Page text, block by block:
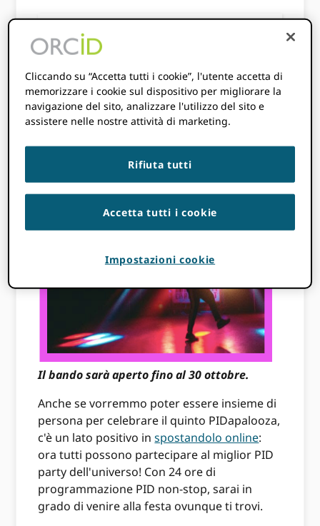
fa. Le informazioni contenute in questo
post potrebbero essere inaccurate.
Il bando sarà aperto fino al 30 ottobre.
Anche se vorremmo poter essere insieme di
persona per celebrare il quinto PIDapalooza,
c'è un lato positivo inspostandolo online:
ora tutti possono partecipare al miglior PID
party dell'universo! Con 24 ore di
programmazione PID non-stop, sarai in
grado di venire alla festa ovunque ti trovi.
Cliccando su “Accetta tutti i cookie”, l'utente accetta di
memorizzare i cookie sul dispositivo per migliorare la
navigazione del sito, analizzare l'utilizzo del sito e
assistere nelle nostre attività di marketing.
Rifiuta tutti
Accetta tutti i cookie
Impostazioni cookie